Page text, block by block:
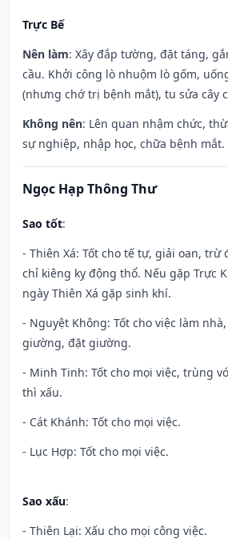
Trực Bế
Nên làm: Xây đắp tường, đặt táng,
cầu. Khởi công lò nhuộm lò gốm,
(nhưng chớ trị bệnh mắt), tu sửa cây
Không nên: Lên quan nhậm chức,
sự nghiệp, nhập học, chữa bệnh mắt.
Ngọc Hạp Thông Thư
Sao tốt:
- Thiên Xá: Tốt cho tế tự, giải oan, trừ
chỉ kiêng kỵ động thổ. Nếu gặp Trực
ngày Thiên Xá gặp sinh khí.
- Nguyệt Không: Tốt cho việc làm
giường, đặt giường.
- Minh Tinh: Tốt cho mọi việc, trùng
thì xấu.
- Cát Khánh: Tốt cho mọi việc.
- Lục Hợp: Tốt cho mọi việc.
Sao xấu:
- Thiên Lại: Xấu cho mọi công việc.